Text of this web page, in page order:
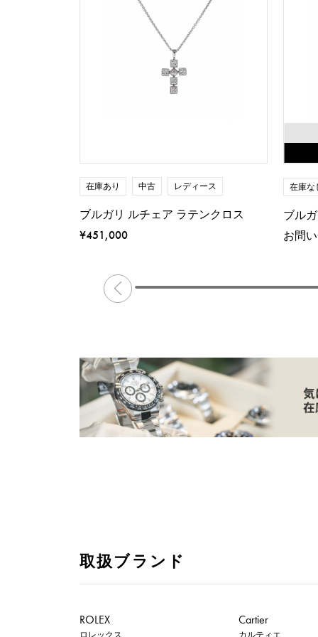
在庫あり 中古 レディース
ブルガリ ルチェア ラテンクロス
¥451,000
在庫な
ブル
お問
取扱ブランド
ROLEX
ロレックス
Cartier
カルティエ